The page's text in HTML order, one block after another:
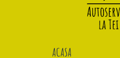
ACASA